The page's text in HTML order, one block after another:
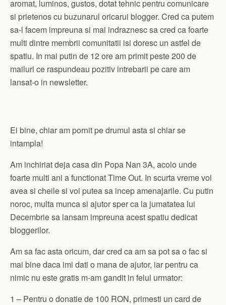
aromat, luminos, gustos, dotat tehnic pentru comunicare
si prietenos cu buzunarul oricarui blogger. Cred ca putem
sa-l facem impreuna si mai indraznesc sa cred ca foarte
multi dintre membrii comunitatii isi doresc un astfel de
spatiu. In mai putin de 12 ore am primit peste 200 de
mailuri ce raspundeau pozitiv intrebarii pe care am
lansat-o in newsletter.
Ei bine, chiar am pornit pe drumul asta si chiar se
intampla!
Am inchiriat deja casa din Popa Nan 3A, acolo unde
foarte multi ani a functionat Time Out. In scurta vreme voi
avea si cheile si voi putea sa incep amenajarile. Cu putin
noroc, multa munca si ajutor sper ca la jumatatea lui
Decembrie sa lansam impreuna acest spatiu dedicat
bloggerilor.
Am sa fac asta oricum, dar cred ca am sa pot sa o fac si
mai bine daca imi dati o mana de ajutor, iar pentru ca
nimic nu este gratis m-am gandit in felul urmator:
1 – Pentru o donatie de 100 RON, primesti un card de